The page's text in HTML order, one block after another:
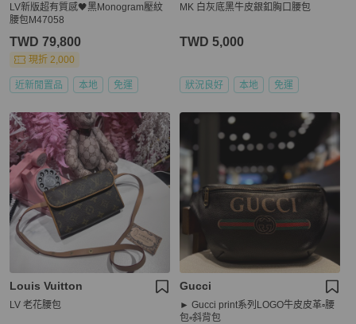
LV新版超有質感🖤黑Monogram壓紋
腰包M47058
TWD 79,800
現折 2,000
近新閒置品 本地 免運
MK 白灰底黑牛皮銀釦胸口腰包
TWD 5,000
狀況良好 本地 免運
Louis Vuitton
LV 老花腰包
Gucci
► Gucci print系列LOGO牛皮皮革▫️腰
包▫️斜背包